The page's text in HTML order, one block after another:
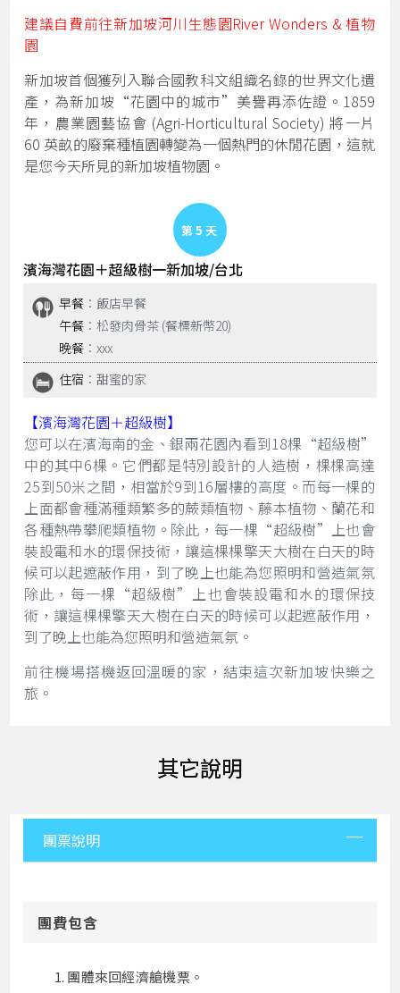
建議自費前往新加坡河川生態園River Wonders & 植物
園
新加坡首個獲列入聯合國教科文組織名錄的世界文化遺
產，為新加坡“花園中的城市”美譽再添佐證。1859
年，農業園藝協會 (Agri-Horticultural Society) 將一片
60 英畝的廢棄種植園轉變為一個熱門的休閒花園，這就
是您今天所見的新加坡植物園。
Day 5
濱海灣花園＋超級樹一新加坡/台北
早餐 ：飯店早餐
午餐 ：松發肉骨茶 (餐標新幣20)
晚餐 ：xxx
住宿 ：甜蜜的家
【濱海灣花園＋超級樹】
您可以在濱海南的金、銀兩花園內看到18棵“超級樹”
中的其中6棵。它們都是特別設計的人造樹，棵棵高達
25到50米之間，相當於9到16層樓的高度。而每一棵的
上面都會種滿種類繁多的蕨類植物、藤本植物、蘭花和
各種熱帶攀爬類植物。除此，每一棵“超級樹”上也會
裝設電和水的環保技術，讓這棵棵擎天大樹在白天的時
候可以起遮蔽作用，到了晚上也能為您照明和營造氣氛
除此，每一棵“超級樹”上也會裝設電和水的環保技
術，讓這棵棵擎天大樹在白天的時候可以起遮蔽作用，
到了晚上也能為您照明和營造氣氛。
前往機場搭機返回溫暖的家，結束這次新加坡快樂之
旅。
其它說明
團票說明
團費包含
團體來回經濟艙機票。